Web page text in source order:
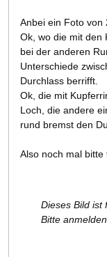
Anbei ein Foto von
Ok, wo die mit den
bei der anderen
Unterschiede
Durchlass berrifft.
Ok, die mit
Loch, die andere
rund bremst den
Also noch mal
Dieses Bild ist
Bitte